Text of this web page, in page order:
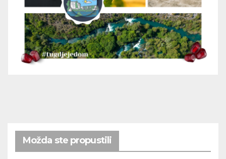
Možda ste propustili